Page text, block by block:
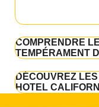
COMPRENDRE
TEMPÉRAMENT
DÉCOUVREZ
HOTEL